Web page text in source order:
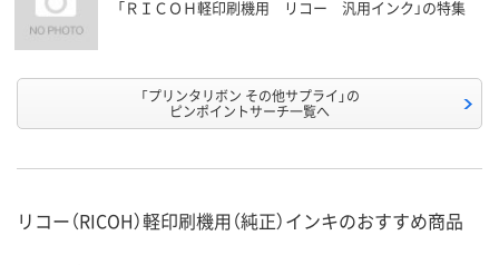
「ＲＩＣＯＨ軽印刷機用 リコー 汎用インク」の特集
「プリンタリボン その他サプライ」の
ピンポイントサーチ一覧へ
リコー（RICOH）軽印刷機用（純正）インキのおすすめ商品